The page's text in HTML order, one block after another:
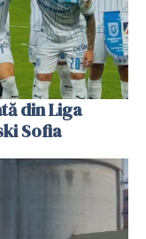
din Liga
Sofia